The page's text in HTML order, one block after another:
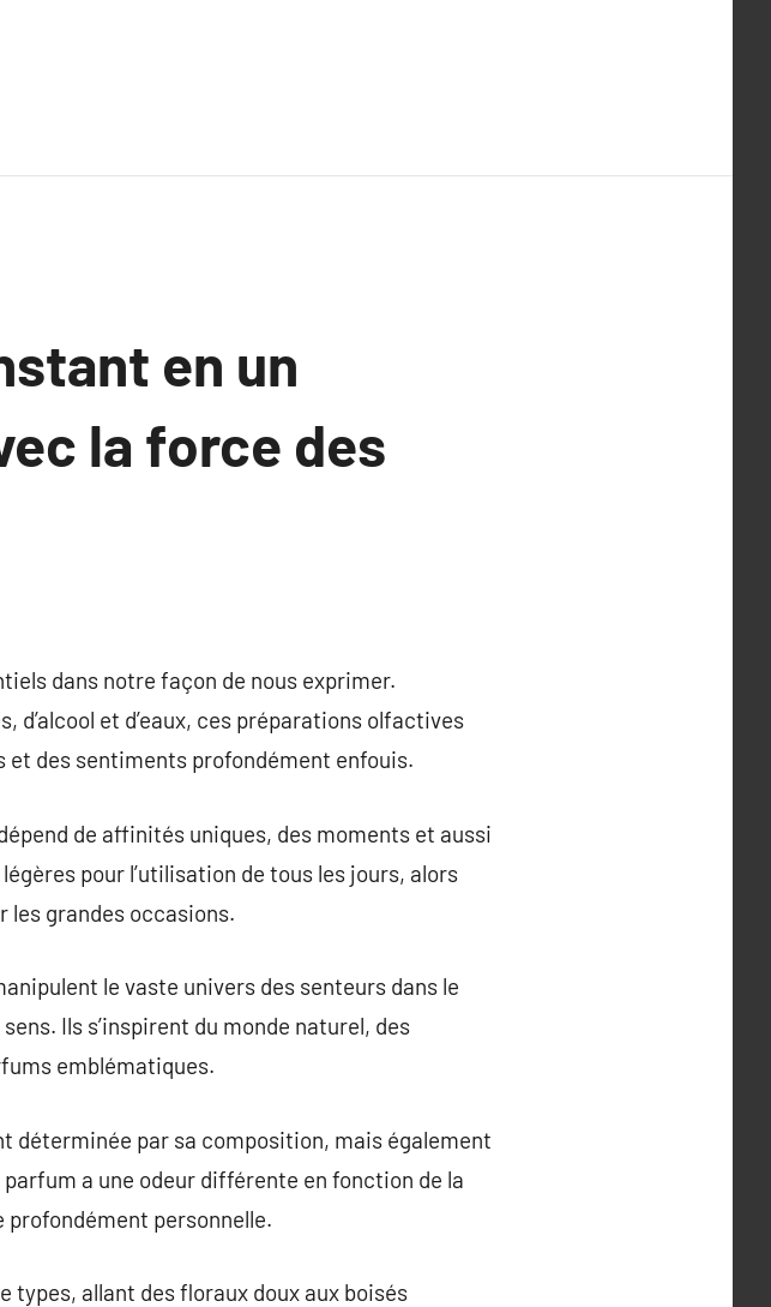
en un
la force des
dans notre façon de nous exprimer.
d’alcool et d’eaux, ces préparations olfactives
et des sentiments profondément enfouis.
de affinités uniques, des moments et aussi
pour l’utilisation de tous les jours, alors
les grandes occasions.
le vaste univers des senteurs dans le
Ils s’inspirent du monde naturel, des
emblématiques.
déterminée par sa composition, mais également
parfum a une odeur différente en fonction de la
personnelle.
types, allant des floraux doux aux boisés